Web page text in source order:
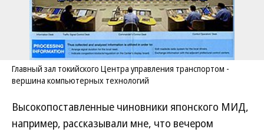
Главный зал токийского Центра управления транспортом -
вершина компьютерных технологий
Высокопоставленные чиновники японского МИД,
например, рассказывали мне, что вечером